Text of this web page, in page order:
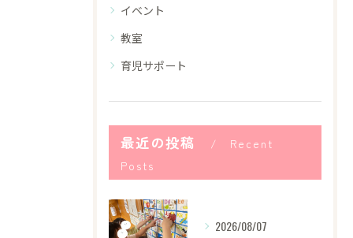
イベント
教室
育児サポート
最近の投稿
Recent
Posts
2026/08/07